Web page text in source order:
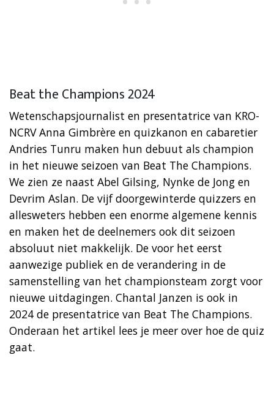
Beat the Champions 2024
Wetenschapsjournalist en presentatrice van KRO-
NCRV Anna Gimbrère en quizkanon en cabaretier
Andries Tunru maken hun debuut als champion
in het nieuwe seizoen van Beat The Champions.
We zien ze naast Abel Gilsing, Nynke de Jong en
Devrim Aslan. De vijf doorgewinterde quizzers en
allesweters hebben een enorme algemene kennis
en maken het de deelnemers ook dit seizoen
absoluut niet makkelijk. De voor het eerst
aanwezige publiek en de verandering in de
samenstelling van het championsteam zorgt voor
nieuwe uitdagingen. Chantal Janzen is ook in
2024 de presentatrice van Beat The Champions.
Onderaan het artikel lees je meer over hoe de quiz
gaat.